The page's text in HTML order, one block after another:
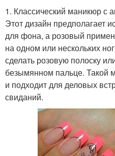
1. Классический маникюр с
Этот дизайн предполагает
для фона, а розовый
на одном или нескольких
сделать розовую полоску
безымянном пальце. Такой
и подходит для деловых
свиданий.